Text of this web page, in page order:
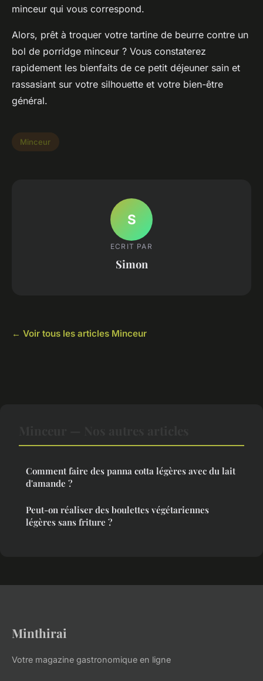
minceur qui vous correspond.
Alors, prêt à troquer votre tartine de beurre contre un
bol de porridge minceur ? Vous constaterez
rapidement les bienfaits de ce petit déjeuner sain et
rassasiant sur votre silhouette et votre bien-être
général.
Minceur
S
ECRIT PAR
Simon
← Voir tous les articles Minceur
Comment faire des panna cotta légères avec du lait
d'amande ?
Peut-on réaliser des boulettes végétariennes
légères sans friture ?
Minthirai
Votre magazine gastronomique en ligne